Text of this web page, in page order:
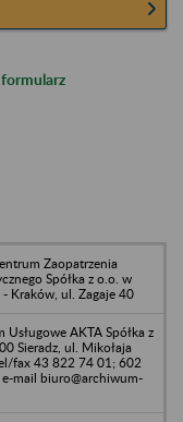
formularz
Zaopatrzenia
Spółka z o.o. w
Kraków, ul. Zagaje 40
Usługowe AKTA Spółka z
Sieradz, ul. Mikołaja
fax 43 822 74 01; 602
mail biuro@archiwum-